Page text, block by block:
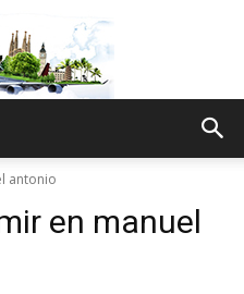
antonio
en manuel